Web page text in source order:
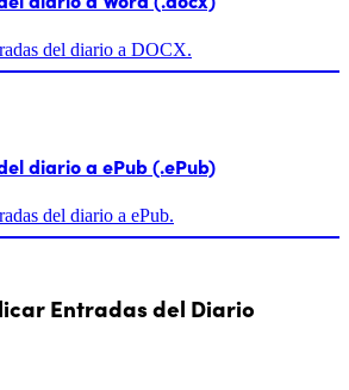
del diario a DOCX.
diario a ePub (.ePub)
del diario a ePub.
Entradas del Diario